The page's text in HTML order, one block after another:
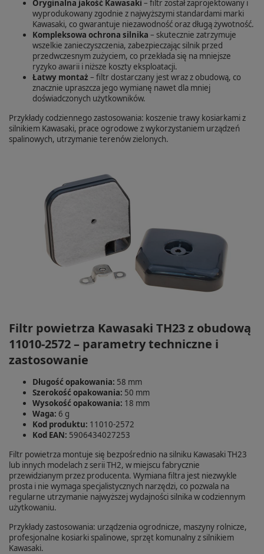
Oryginalna jakość Kawasaki – filtr został zaprojektowany i
wyprodukowany zgodnie z najwyższymi standardami marki
Kawasaki, co gwarantuje niezawodność oraz długą żywotność.
Kompleksowa ochrona silnika – skutecznie zatrzymuje
wszelkie zanieczyszczenia, zabezpieczając silnik przed
przedwczesnym zużyciem, co przekłada się na mniejsze
ryzyko awarii i niższe koszty eksploatacji.
Łatwy montaż – filtr dostarczany jest wraz z obudową, co
znacznie upraszcza jego wymianę nawet dla mniej
doświadczonych użytkowników.
Przykłady codziennego zastosowania: koszenie trawy kosiarkami z
silnikiem Kawasaki, prace ogrodowe z wykorzystaniem urządzeń
spalinowych, utrzymanie terenów zielonych.
Filtr powietrza Kawasaki TH23 z obudową
11010-2572 – parametry techniczne i
zastosowanie
Długość opakowania: 58 mm
Szerokość opakowania: 50 mm
Wysokość opakowania: 18 mm
Waga: 6 g
Kod produktu: 11010-2572
Kod EAN: 5906434027253
Filtr powietrza montuje się bezpośrednio na silniku Kawasaki TH23
lub innych modelach z serii TH2, w miejscu fabrycznie
przewidzianym przez producenta. Wymiana filtra jest niezwykle
prosta i nie wymaga specjalistycznych narzędzi, co pozwala na
regularne utrzymanie najwyższej wydajności silnika w codziennym
użytkowaniu.
Przykłady zastosowania: urządzenia ogrodnicze, maszyny rolnicze,
profesjonalne kosiarki spalinowe, sprzęt komunalny z silnikiem
Kawasaki.